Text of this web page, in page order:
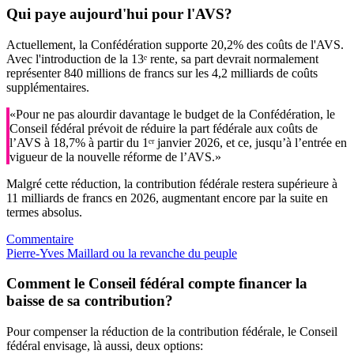
Qui paye aujourd'hui pour l'AVS?
Actuellement, la Confédération supporte 20,2% des coûts de l'AVS.
Avec l'introduction de la 13ᵉ rente, sa part devrait normalement
représenter 840 millions de francs sur les 4,2 milliards de coûts
supplémentaires.
«Pour ne pas alourdir davantage le budget de la Confédération, le
Conseil fédéral prévoit de réduire la part fédérale aux coûts de
l’AVS à 18,7% à partir du 1ᵉʳ janvier 2026, et ce, jusqu’à l’entrée en
vigueur de la nouvelle réforme de l’AVS.»
Malgré cette réduction, la contribution fédérale restera supérieure à
11 milliards de francs en 2026, augmentant encore par la suite en
termes absolus.
Commentaire
Pierre-Yves Maillard ou la revanche du peuple
Comment le Conseil fédéral compte financer la
baisse de sa contribution?
Pour compenser la réduction de la contribution fédérale, le Conseil
fédéral envisage, là aussi, deux options: